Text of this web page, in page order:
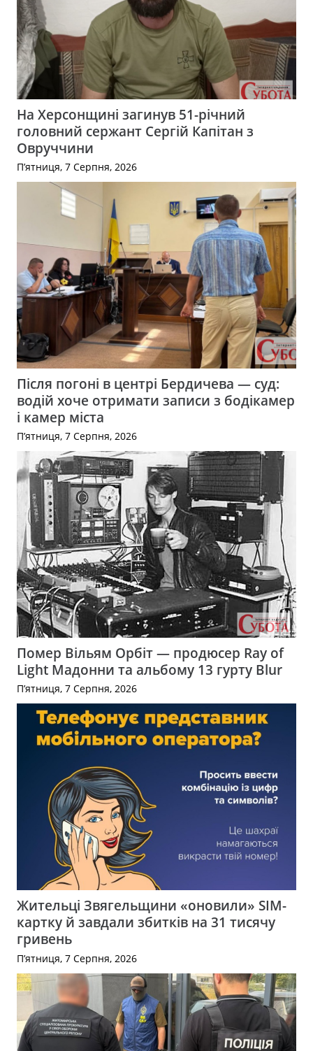
На Херсонщині загинув 51-річний
головний сержант Сергій Капітан з
Овруччини
П’ятниця, 7 Серпня, 2026
Після погоні в центрі Бердичева — суд:
водій хоче отримати записи з бодікамер
і камер міста
П’ятниця, 7 Серпня, 2026
Помер Вільям Орбіт — продюсер Ray of
Light Мадонни та альбому 13 гурту Blur
П’ятниця, 7 Серпня, 2026
Жительці Звягельщини «оновили» SIM-
картку й завдали збитків на 31 тисячу
гривень
П’ятниця, 7 Серпня, 2026